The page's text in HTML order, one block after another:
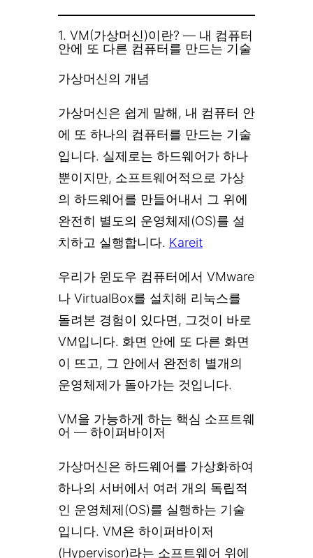
1. VM(가상머신)이란? — 내 컴퓨터
안에 또 다른 컴퓨터를 만드는 기술
가상머신의 개념
가상머신은 쉽게 말해, 내 컴퓨터 안
에 또 하나의 컴퓨터를 만드는 기술
입니다. 실제로는 하드웨어가 하나
뿐이지만, 소프트웨어적으로 가상
의 하드웨어를 만들어내서 그 위에
완전히 별도의 운영체제(OS)를 설
치하고 실행합니다. Kareit
우리가 윈도우 컴퓨터에서 VMware
나 VirtualBox를 설치해 리눅스를
돌려본 경험이 있다면, 그것이 바로
VM입니다. 화면 안에 또 다른 화면
이 뜨고, 그 안에서 완전히 별개의
운영체제가 돌아가는 것입니다.
VM을 가능하게 하는 핵심 소프트웨
어 — 하이퍼바이저
가상머신은 하드웨어를 가상화하여
하나의 서버에서 여러 개의 독립적
인 운영체제(OS)를 실행하는 기술
입니다. VM은 하이퍼바이저
(Hypervisor)라는 소프트웨어 위에